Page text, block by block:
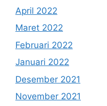
April 2022
Maret 2022
Februari 2022
Januari 2022
Desember 2021
November 2021